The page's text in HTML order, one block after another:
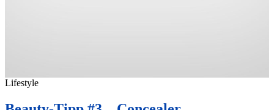
Lifestyle